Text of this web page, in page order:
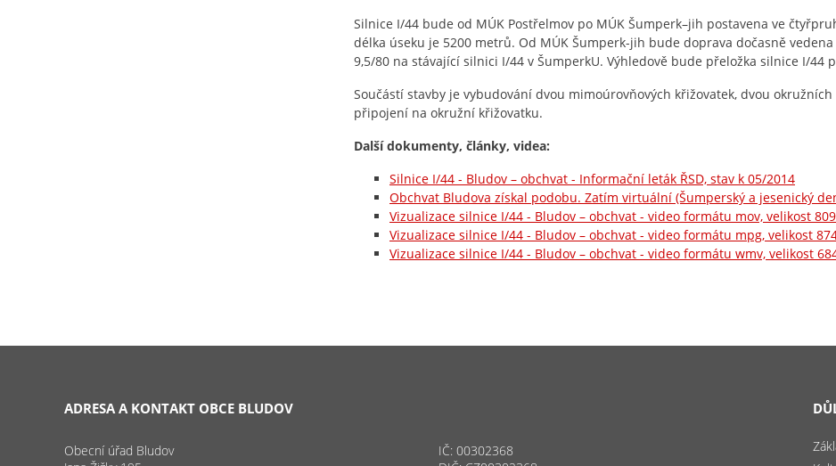
Silnice I/44 bude od MÚK Postřelmov po MÚK Šumperk–jih postavena ve
délka úseku je 5200 metrů. Od MÚK Šumperk-jih bude doprava dočasně
9,5/80 na stávající silnici I/44 v ŠumperkU. Výhledově bude přeložka silnice I/44
Součástí stavby je vybudování dvou mimoúrovňových křižovatek, dvou
připojení na okružní křižovatku.
Další dokumenty, články, videa:
Silnice I/44 - Bludov – obchvat - Informační leták ŘSD, stav k 05/2014
Obchvat Bludova získal podobu. Zatím virtuální (Šumperský a jesenický
Vizualizace silnice I/44 - Bludov – obchvat - video formátu mov, velikost
Vizualizace silnice I/44 - Bludov – obchvat - video formátu mpg, velikost
Vizualizace silnice I/44 - Bludov – obchvat - video formátu wmv, velikost
ADRESA A KONTAKT OBCE BLUDOV
Obecní úřad Bludov
IČ: 00302368